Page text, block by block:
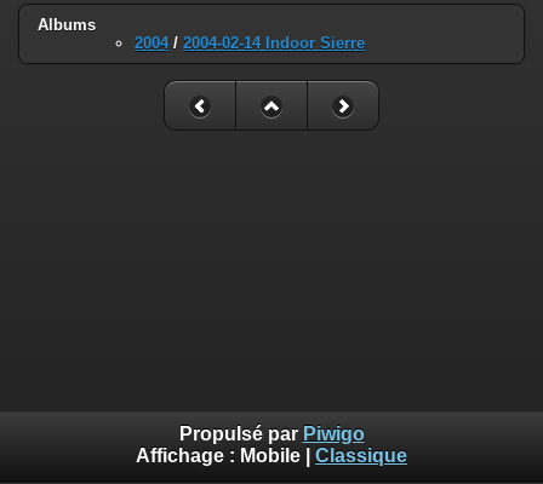
Albums
2004/ 2004-02-14 Indoor Sierre
Propulsé par Piwigo
Affichage : Mobile Classique